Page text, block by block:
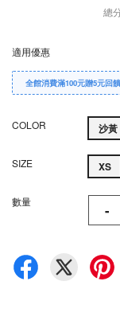
總
適用優惠
全館消費滿100元贈5元回
COLOR 沙黃
SIZE XS
數量 -